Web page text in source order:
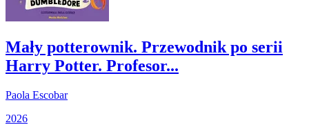
Mały potterownik. Przewodnik po serii
Harry Potter. Profesor...
Paola Escobar
2026